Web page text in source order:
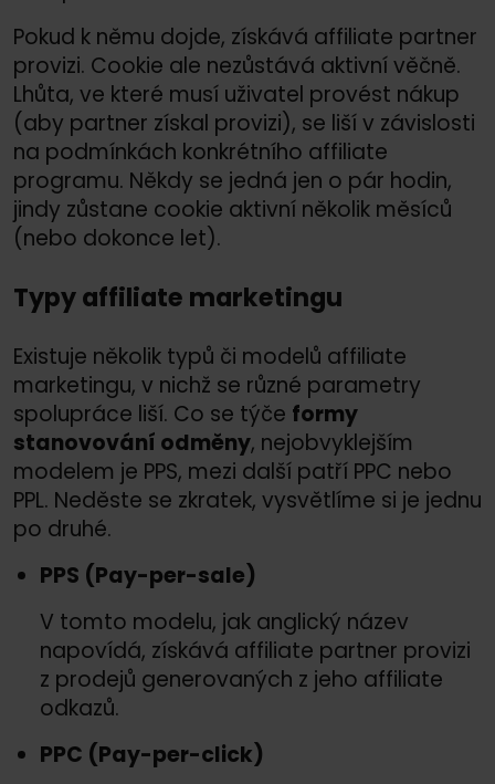
Pokud k němu dojde, získává affiliate partner
provizi. Cookie ale nezůstává aktivní věčně.
Lhůta, ve které musí uživatel provést nákup
(aby partner získal provizi), se liší v závislosti
na podmínkách konkrétního affiliate
programu. Někdy se jedná jen o pár hodin,
jindy zůstane cookie aktivní několik měsíců
(nebo dokonce let).
Typy affiliate marketingu
Existuje několik typů či modelů affiliate
marketingu, v nichž se různé parametry
spolupráce liší. Co se týče formy
stanovování odměny, nejobvyklejším
modelem je PPS, mezi další patří PPC nebo
PPL. Neděste se zkratek, vysvětlíme si je jednu
po druhé.
PPS (Pay-per-sale)
V tomto modelu, jak anglický název
napovídá, získává affiliate partner provizi
z prodejů generovaných z jeho affiliate
odkazů.
PPC (Pay-per-click)